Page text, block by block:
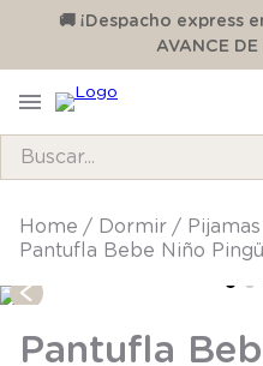
🚚 ¡Despacho express
AVANCE
dormir
Pantufla Bebe Niño
Pantufla
TÉRMINOS MÁS BUSCADOS
3.
zapatillas